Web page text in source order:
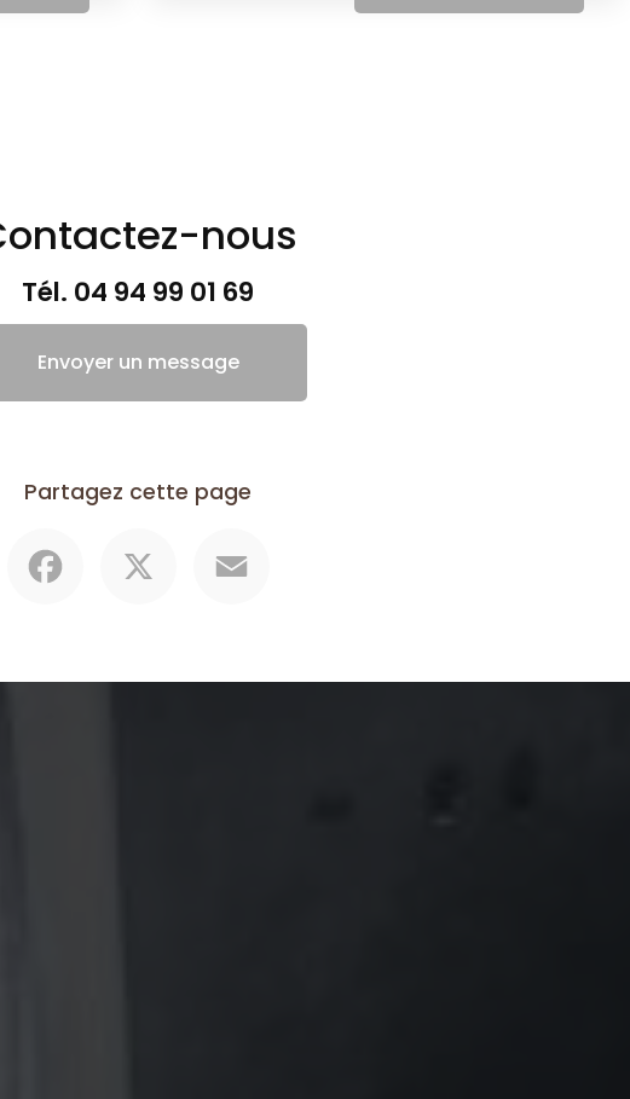
nous
Tél. 04 94 99 01 69
Envoyer un message
Partagez cette page